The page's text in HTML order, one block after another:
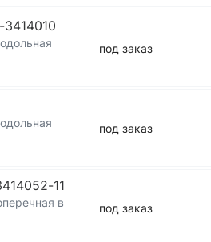
3414010
под заказ
под заказ
11
в
под заказ